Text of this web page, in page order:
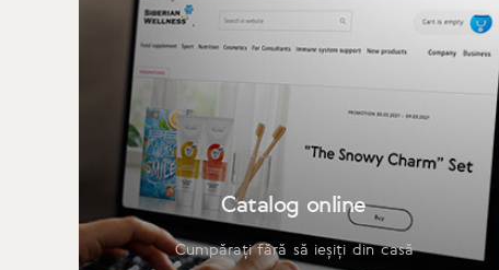
Catalog online
Cumpărați fără să ieșiți din casă